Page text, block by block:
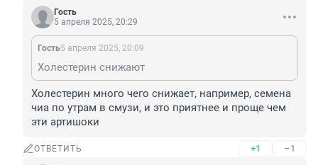
Гость
5 апреля 2025, 20:29
Гость5 апреля 2025, 20:09
Холестерин снижают
Холестерин много чего снижает, например, семена
чиа по утрам в смузи, и это приятнее и проще чем
эти артишоки
ОТВЕТИТЬ +1 –1